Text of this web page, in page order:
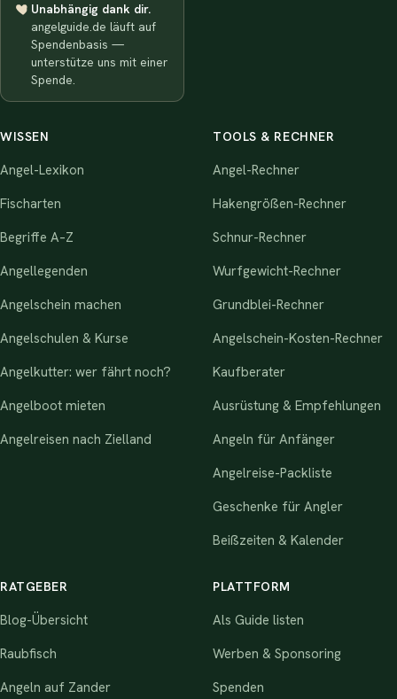
Unabhängig dank dir.
angelguide.de läuft auf
Spendenbasis —
unterstütze uns mit einer
Spende.
WISSEN
Angel-Lexikon
Fischarten
Begriffe A–Z
Angellegenden
Angelschein machen
Angelschulen & Kurse
Angelkutter: wer fährt noch?
Angelboot mieten
Angelreisen nach Zielland
TOOLS & RECHNER
Angel-Rechner
Hakengrößen-Rechner
Schnur-Rechner
Wurfgewicht-Rechner
Grundblei-Rechner
Angelschein-Kosten-Rechner
Kaufberater
Ausrüstung & Empfehlungen
Angeln für Anfänger
Angelreise-Packliste
Geschenke für Angler
Beißzeiten & Kalender
RATGEBER
Blog-Übersicht
Raubfisch
Angeln auf Zander
PLATTFORM
Als Guide listen
Werben & Sponsoring
Spenden